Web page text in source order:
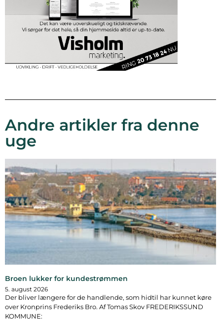
Andre artikler fra denne
uge
Broen lukker for kundestrømmen
5. august 2026
Der bliver længere for de handlende, som hidtil har kunnet køre
over Kronprins Frederiks Bro. Af Tomas Skov FREDERIKSSUND
KOMMUNE: